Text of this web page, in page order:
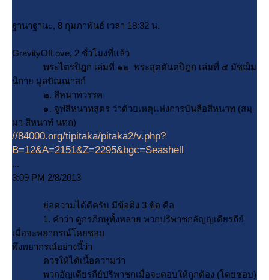
ฐานาฐานะ, 8 กุมภาพันธ์ เวลา 18:32 น.
GravityOfLove, 2 ชั่วโมงที่แล้ว
พระไตรปิฎก เล่มที่ ๑๒ พระสุตตันตปิฎก เล่มที่ ๔ มัชฌิม
นิกาย มูลปัณณาสก์
๒. สีหนาทวรรค
๑. จูฬสีหนาทสูตร ว่าด้วยเหตุแห่งการบันลือสีหนาท (สมฺ
มา สีหนาทํ นทถ)
//84000.org/tipitaka/pitaka2/v.php?
B=12&A=2151&Z=2295&bgc=Seashell
...
3:09 PM 2/8/2013
่อความได้ดีครับ มีข้อติง 3 ข้อ คือ
1. คำว่า ดูกรภิกษุทั้งหลาย พวกปริพาชกอัญญเดียรถีย์
เมื่อจะพยากรณ์โดยชอบ
พึงพยากรณ์อย่างนี้ว่า
ควรให้ได้เนื้อความว่า
พวกอัญเดียรถีย์ปริพาชกเมื่อจะตอบให้ถูกต้อง (โดยชอบ)